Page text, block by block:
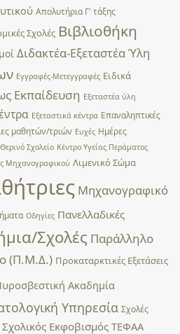
Απολυτήρια Γ' τάξης
Σχολές Βιβλιοθήκη
Διδακτέα-Εξεταστέα Ύλη
Εγγραφές-Μετεγγραφές Ειδικά
Εκπαίδευση Εξεταστέα ύλη
Εξεταστικά κέντρα Επαναληπτικές
μαθητών/τριών Ευχές Ημέρες
Θερινό Σχολείο Κέντρο Υγείας Περάματος
Μηχανογραφικού Λιμενικό Σώμα
Μηχανογραφικό
Οδηγίες Πανελλαδικές
Σχολές Παράλληλο
(Π.Μ.Δ.) Προκαταρκτικές Εξετάσεις
Ακαδημία
Υπηρεσία Σχολές
Σχολικός Εκφοβισμός ΤΕΦΑΑ